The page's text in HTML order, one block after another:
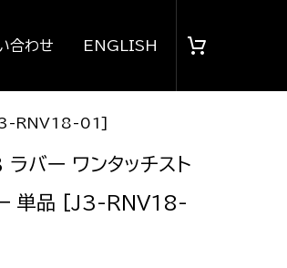
合わせ ENGLISH
RNV18-01]
バー ワンタッチスト
単品 [J3-RNV18-